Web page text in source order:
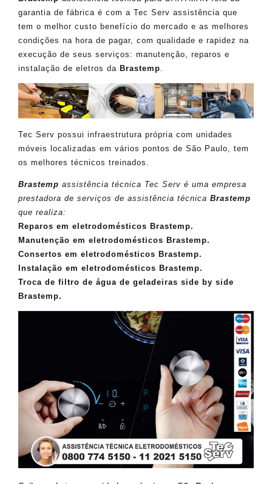
garantia de fábrica é com a Tec Serv assistência que
tem o melhor custo benefício do mercado e as melhores
condições na hora de pagar, com qualidade e rapidez na
execução de seus serviços: manutenção, reparos e
instalação de eletros da Brastemp.
Tec Serv possui infraestrutura própria com unidades
móveis localizadas em vários pontos de São Paulo, tem
os melhores técnicos treinados.
Brastemp assistência técnica Tec Serv é uma empresa
prestadora de serviços de assistência técnica Brastemp
que realiza:
Reparos em eletrodomésticos Brastemp.
Manutenção em eletrodomésticos Brastemp.
Consertos em eletrodomésticos Brastemp.
Instalação em eletrodomésticos Brastemp.
Troca de filtro de água de geladeiras side by side
Brastemp.